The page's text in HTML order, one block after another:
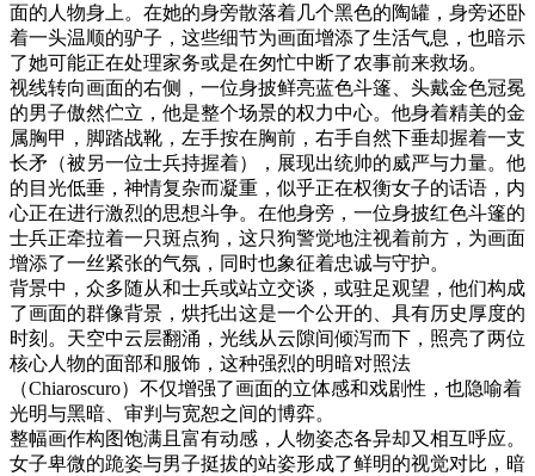
面的人物身上。在她的身旁散落着几个黑色的陶罐，身旁还卧
着一头温顺的驴子，这些细节为画面增添了生活气息，也暗示
了她可能正在处理家务或是在匆忙中断了农事前来救场。
视线转向画面的右侧，一位身披鲜亮蓝色斗篷、头戴金色冠冕
的男子傲然伫立，他是整个场景的权力中心。他身着精美的金
属胸甲，脚踏战靴，左手按在胸前，右手自然下垂却握着一支
长矛（被另一位士兵持握着），展现出统帅的威严与力量。他
的目光低垂，神情复杂而凝重，似乎正在权衡女子的话语，内
心正在进行激烈的思想斗争。在他身旁，一位身披红色斗篷的
士兵正牵拉着一只斑点狗，这只狗警觉地注视着前方，为画面
增添了一丝紧张的气氛，同时也象征着忠诚与守护。
背景中，众多随从和士兵或站立交谈，或驻足观望，他们构成
了画面的群像背景，烘托出这是一个公开的、具有历史厚度的
时刻。天空中云层翻涌，光线从云隙间倾泻而下，照亮了两位
核心人物的面部和服饰，这种强烈的明暗对照法
（Chiaroscuro）不仅增强了画面的立体感和戏剧性，也隐喻着
光明与黑暗、审判与宽恕之间的博弈。
整幅画作构图饱满且富有动感，人物姿态各异却又相互呼应。
女子卑微的跪姿与男子挺拔的站姿形成了鲜明的视觉对比，暗